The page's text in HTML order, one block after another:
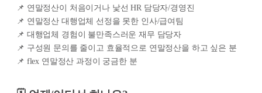
📌 연말정산이 처음이거나 낯선 HR 담당자/경영진
📌 연말정산 대행업체 선정을 못한 인사/급여팀
📌 대행업체 경험이 불만족스러운 재무 담당자
📌 구성원 문의를 줄이고 효율적으로 연말정산을 하고 싶은 분
📌 flex 연말정산 과정이 궁금한 분